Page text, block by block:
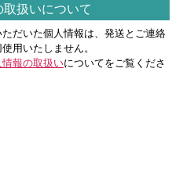
扱いについて
だいた個人情報は、発送とご連絡
用いたしません。
情報の取扱いについてをご覧くださ